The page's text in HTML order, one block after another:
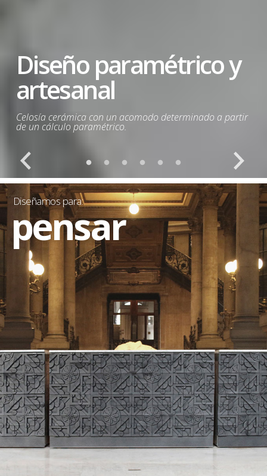
Diseño con materiales
sustentables
Línea de mobiliario para exteriores fundida en aluminio
reciclado.
Diseñamos para:
pensar